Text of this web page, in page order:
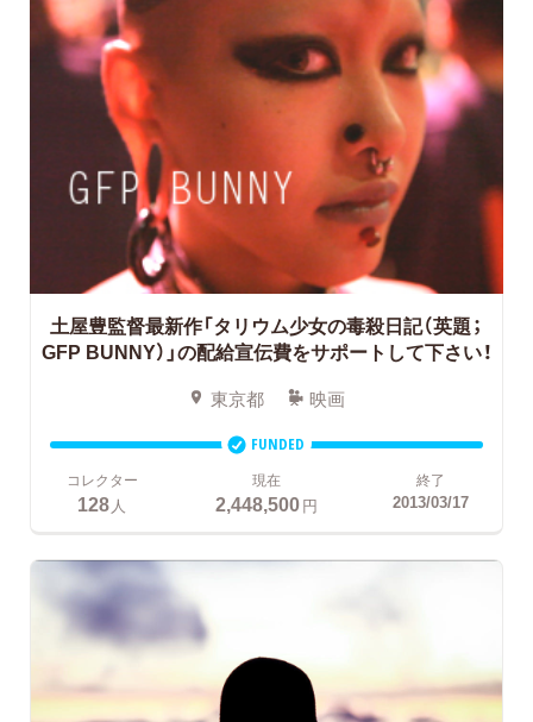
土屋豊監督最新作「タリウム少女の毒殺日記（英題；
GFP BUNNY）」の配給宣伝費をサポートして下さい！
東京都 映画
FUNDED
コレクター
128人
現在
2,448,500円
終了
2013/03/17